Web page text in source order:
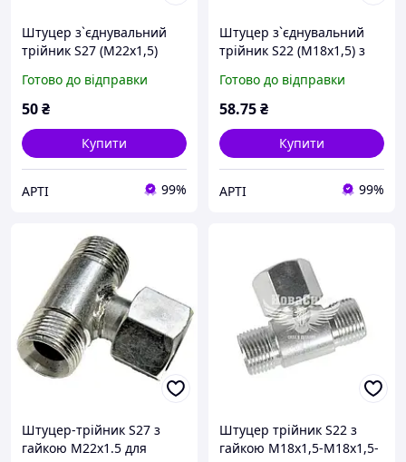
Штуцер з`єднувальний
трійник S27 (М22х1,5)
Готово до відправки
50₴
Купити
АРТІ 99%
Штуцер з`єднувальний
трійник S22 (М18х1,5) з
Готово до відправки
58.75₴
Купити
АРТІ 99%
Штуцер-трійник S27 з
гайкою М22х1.5 для
Штуцер трійник S22 з
гайкою М18х1,5-М18х1,5-